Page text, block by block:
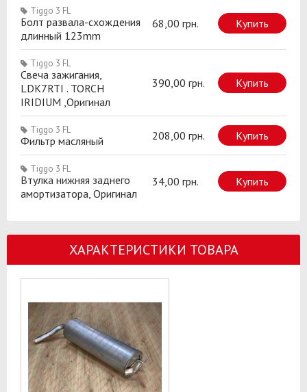
Tiggo 3 FL
Болт развала-схождения
длинный 123mm
68,00 грн. Купить
Tiggo 3 FL
Свеча зажигания,
LDK7RTI . TORCH
IRIDIUM ,Оригинал
390,00 грн. Купить
Tiggo 3 FL
Фильтр масляный 208,00 грн. Купить
Tiggo 3 FL
Втулка нижняя заднего
амортизатора, Оригинал
34,00 грн. Купить
ХАРАКТЕРИСТИКИ ТОВАРА